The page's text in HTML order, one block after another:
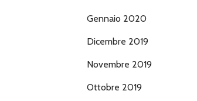
Gennaio 2020
Dicembre 2019
Novembre 2019
Ottobre 2019